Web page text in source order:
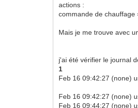
actions :
commande de chauffage
Mais je me trouve avec
j'ai été vérifier le journal
1
Feb 16 09:42:27 (none)
Feb 16 09:42:27 (none)
Feb 16 09:44:27 (none)